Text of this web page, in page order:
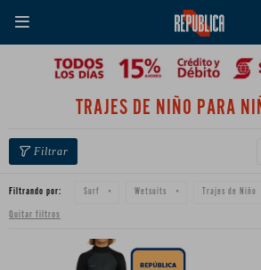

TRAJES DE NIÑO PARA
Filtrando por: Surf Wetsuits Trajes de Niño
Quitar filtros